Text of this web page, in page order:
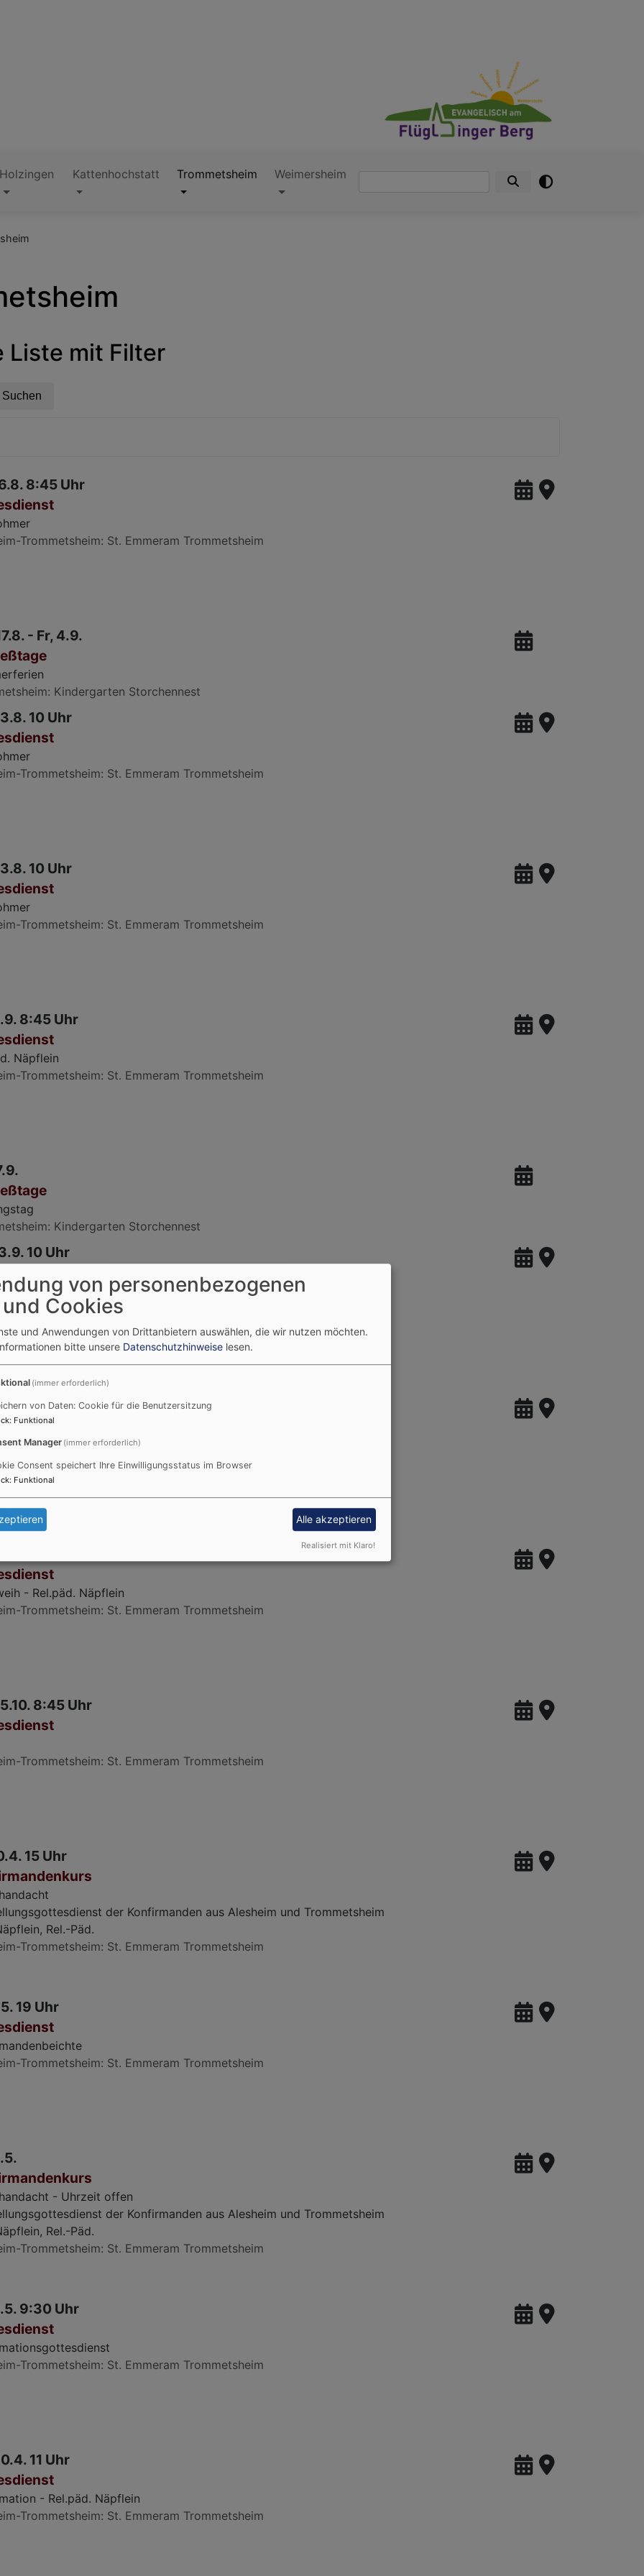
Holzingen Kattenhochstatt Trommetsheim WeimersheimSuche
Liste mit Filter
8:45 Uhr
Trommetsheim St. Emmeram Trommetsheim
- Fr, 4.9.
Kindergarten Storchennest
10 Uhr
Trommetsheim St. Emmeram Trommetsheim
10 Uhr
Trommetsheim St. Emmeram Trommetsheim
8:45 Uhr
Näpflein
Trommetsheim St. Emmeram Trommetsheim
Kindergarten Storchennest
10 Uhr
Konfirmation - Alesheim und Trommetsheim
Trommetsheim
St. Emmeram Trommetsheim
10 Uhr
- Rel.päd. Näpflein
Trommetsheim
St. Emmeram Trommetsheim
- Rel.päd. Näpflein
Trommetsheim St. Emmeram Trommetsheim
8:45 Uhr
Trommetsheim St. Emmeram Trommetsheim
15 Uhr
der Konfirmanden aus Alesheim und Trommetsheim
Rel.-Päd.
Trommetsheim St. Emmeram Trommetsheim
19 Uhr
Trommetsheim St. Emmeram Trommetsheim
- Uhrzeit offen
der Konfirmanden aus Alesheim und Trommetsheim
Rel.-Päd.
Trommetsheim St. Emmeram Trommetsheim
9:30 Uhr
Trommetsheim St. Emmeram Trommetsheim
11 Uhr
- Rel.päd. Näpflein
Trommetsheim St. Emmeram Trommetsheim
von personenbezogenen
Cookies
und Anwendungen von Drittanbietern auswählen, die wir nutzen möchten.
bitte unsere Datenschutzhinweise lesen.
(immer erforderlich)
von Daten: Cookie für die Benutzersitzung
: Funktional
Manager (immer erforderlich)
Consent speichert Ihre Einwilligungsstatus im Browser
: Funktional
Alle akzeptieren
Realisiert mit Klaro!